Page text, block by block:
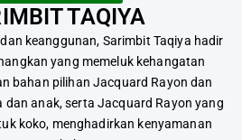
TAQIYA
keanggunan, Sarimbit Taqiya hadir
yang memeluk kehangatan
bahan pilihan Jacquard Rayon dan
dan anak, serta Jacquard Rayon yang
koko, menghadirkan kenyamanan